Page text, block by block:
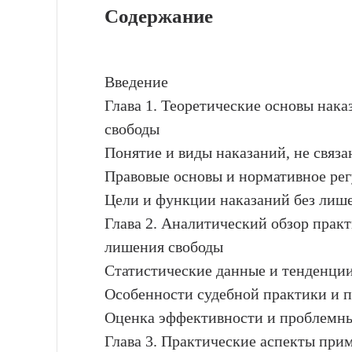
Содержание
Введение
Глава 1. Теоретические основы
свободы
Понятие и виды наказаний, не
Правовые основы и нормативное
Цели и функции наказаний без
Глава 2. Аналитический обзор
лишения свободы
Статистические данные и
Особенности судебной практики и
Оценка эффективности и
Глава 3. Практические аспекты